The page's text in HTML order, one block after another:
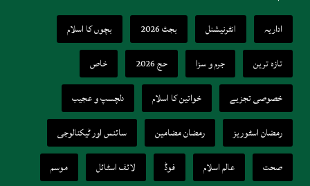
اداریہ انٹرنیشنل بجٹ 2026
بچوں کا اسلام
تازہ ترین
جرم و سزا حج 2026
خاص
خصوصی تجزیے
خواتین کا اسلام
دلچسپ و عجیب
رمضان اسٹوریز
رمضان مضامین
سائنس اور ٹیکنالوجی
صحت
عالم اسلام فوڈ لائف اسٹائل موسم